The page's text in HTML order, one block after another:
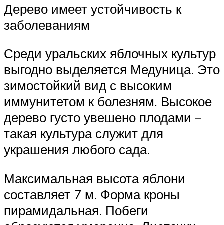
Дерево имеет устойчивость к
заболеваниям
Среди уральских яблочных культур
выгодно выделяется Медуница. Это
зимостойкий вид с высоким
иммунитетом к болезням. Высокое
дерево густо увешено плодами –
такая культура служит для
украшения любого сада.
Максимальная высота яблони
составляет 7 м. Форма кроны
пирамидальная. Побеги